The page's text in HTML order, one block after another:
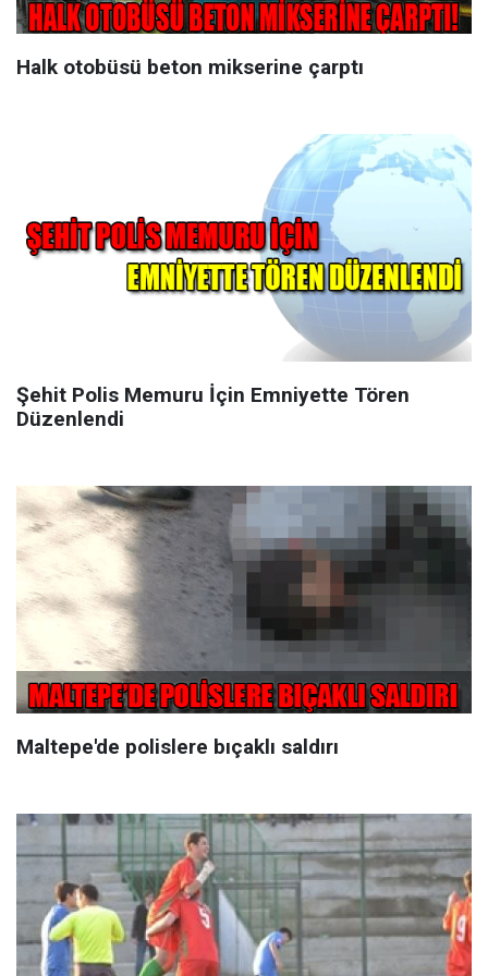
Halk otobüsü beton mikserine çarptı
Şehit Polis Memuru İçin Emniyette Tören
Düzenlendi
Maltepe'de polislere bıçaklı saldırı